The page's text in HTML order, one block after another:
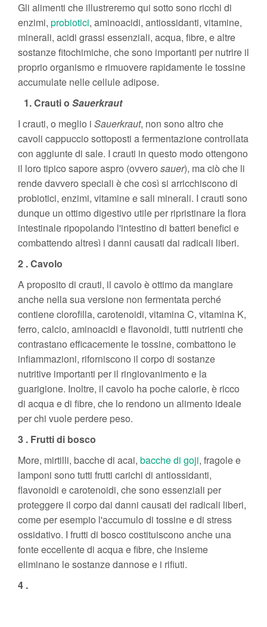
Gli alimenti che illustreremo qui sotto sono ricchi di
enzimi, probiotici, aminoacidi, antiossidanti, vitamine,
minerali, acidi grassi essenziali, acqua, fibre, e altre
sostanze fitochimiche, che sono importanti per nutrire il
proprio organismo e rimuovere rapidamente le tossine
accumulate nelle cellule adipose.
1. Crauti o Sauerkraut
I crauti, o meglio i Sauerkraut, non sono altro che
cavoli cappuccio sottoposti a fermentazione controllata
con aggiunte di sale. I crauti in questo modo ottengono
il loro tipico sapore aspro (ovvero sauer), ma ciò che li
rende davvero speciali è che così si arricchiscono di
probiotici, enzimi, vitamine e sali minerali. I crauti sono
dunque un ottimo digestivo utile per ripristinare la flora
intestinale ripopolando l'intestino di batteri benefici e
combattendo altresì i danni causati dai radicali liberi.
2 . Cavolo
A proposito di crauti, il cavolo è ottimo da mangiare
anche nella sua versione non fermentata perché
contiene clorofilla, carotenoidi, vitamina C, vitamina K,
ferro, calcio, aminoacidi e flavonoidi, tutti nutrienti che
contrastano efficacemente le tossine, combattono le
infiammazioni, riforniscono il corpo di sostanze
nutritive importanti per il ringiovanimento e la
guarigione. Inoltre, il cavolo ha poche calorie, è ricco
di acqua e di fibre, che lo rendono un alimento ideale
per chi vuole perdere peso.
3 . Frutti di bosco
More, mirtilli, bacche di acai, bacche di goji, fragole e
lamponi sono tutti frutti carichi di antiossidanti,
flavonoidi e carotenoidi, che sono essenziali per
proteggere il corpo dai danni causati dei radicali liberi,
come per esempio l'accumulo di tossine e di stress
ossidativo. I frutti di bosco costituiscono anche una
fonte eccellente di acqua e fibre, che insieme
eliminano le sostanze dannose e i rifiuti.
4 .